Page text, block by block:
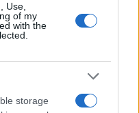
Use,
of my
with the
storage